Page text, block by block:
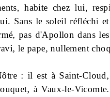
habite chez lui,
Sans le soleil réfléchi et
pas d'Apollon dans
le pape, nullement
: il est à Saint-Cloud,
à Vaux-le-